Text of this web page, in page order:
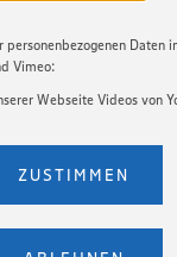
personenbezogenen Daten
Vimeo:
Webseite Videos von
YouTube und Vimeo zu
(IP-Adresse, Zeitstempel,
unserer Webseite) an die
und Vimeo in den USA
Der EuGH sieht die
ZUSTIMMEN